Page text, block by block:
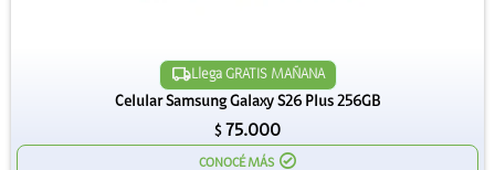
Llega GRATIS MAÑANA
Celular Samsung Galaxy S26 Plus 256GB
$ 75.000
CONOCÉ MÁS